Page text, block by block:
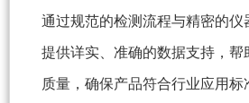
通过规范的检测流程与精密的仪
提供详实、准确的数据支持，帮
质量，确保产品符合行业应用